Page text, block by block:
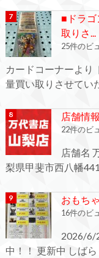
■ドラゴ
取りさ...
25件のビ
カードコーナーより
量買い取りさせてい
店舗情報
22件のビ
店舗名
梨県甲斐市西八幡
おもち
16件のビ
2026/
中！！ 更新中 しばら